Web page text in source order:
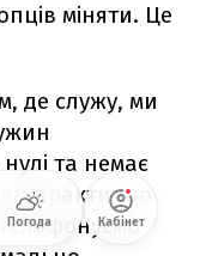
міняти. Це
де служу, ми
та немає
практично
Погода Кабінет